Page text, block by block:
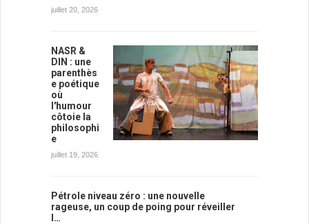
juillet 20, 2026
NASR &
DIN : une
parenthès
e poétique
où
l'humour
côtoie la
philosophi
e
juillet 19, 2026
Pétrole niveau zéro : une nouvelle
rageuse, un coup de poing pour réveiller
l…